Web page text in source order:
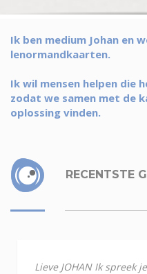
Ik ben medium Johan en
lenormandkaarten.
Ik wil mensen helpen die
zodat we samen met de
oplossing vinden.
RECENTSTE
Lieve JOHAN Ik spreek